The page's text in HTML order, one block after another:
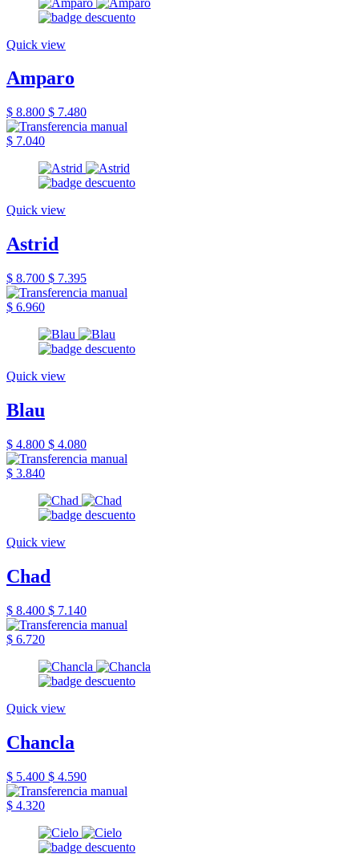
Quick view
Amparo
$ 8.800 $ 7.480
$ 7.040
Quick view
Astrid
$ 8.700 $ 7.395
$ 6.960
Quick view
Blau
$ 4.800 $ 4.080
$ 3.840
Quick view
Chad
$ 8.400 $ 7.140
$ 6.720
Quick view
Chancla
$ 5.400 $ 4.590
$ 4.320